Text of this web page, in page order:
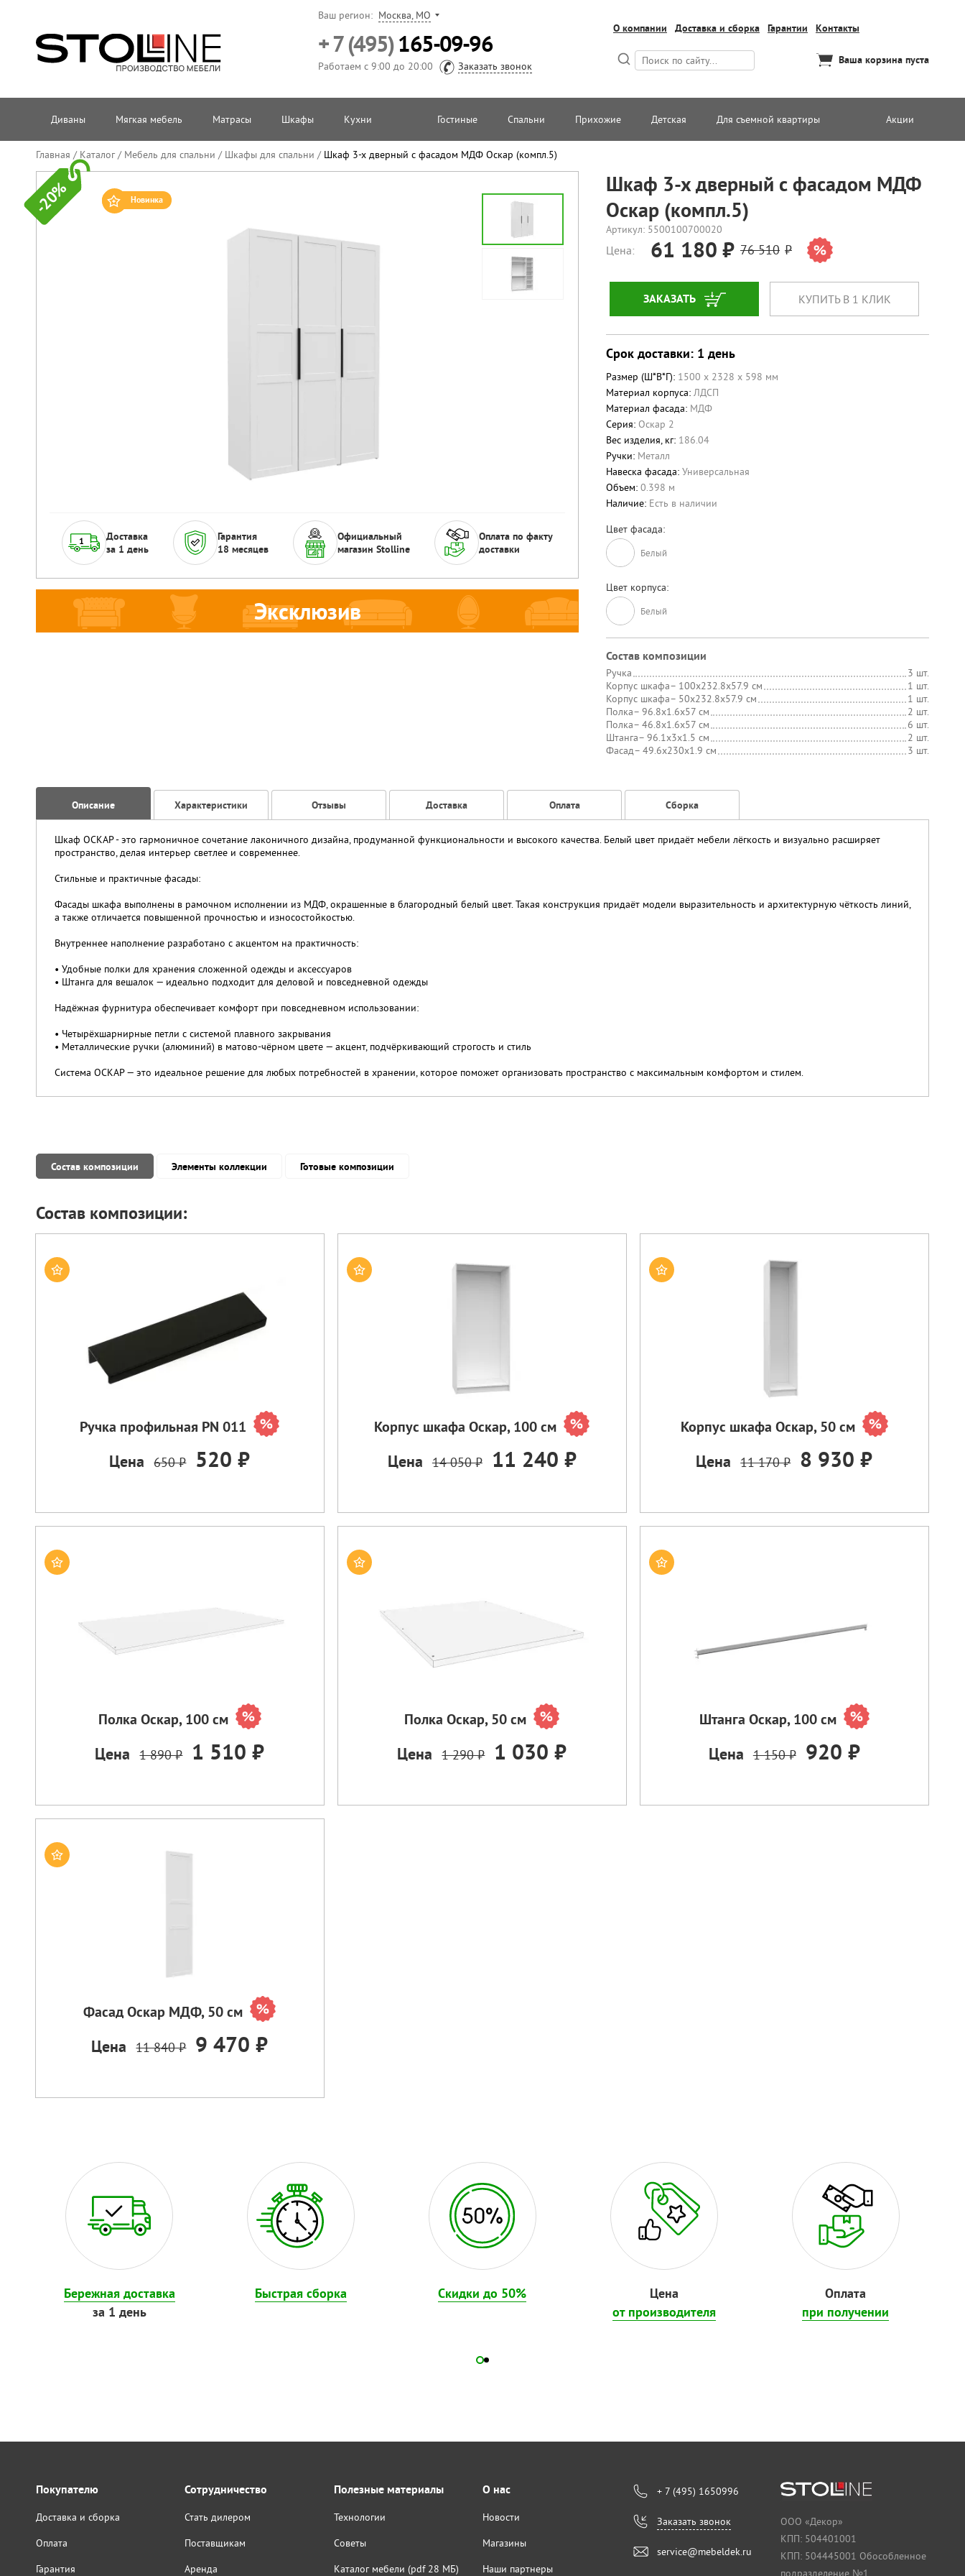
Ваш регион: Москва, МО
+ 7 (495)165-09-96
Работаем с 9:00 до 20:00 Заказать звонок
О компании Доставка и сборка Гарантии Контакты
Ваша корзина пуста
Диваны Мягкая мебель Матрасы Шкафы Кухни Гостиные Спальни Прихожие Детская Для съемной квартиры Акции
Главная / Каталог/ Мебель для спальни / Шкафы для спальни / Шкаф 3-х дверный с фасадом МДФ Оскар (компл.5)
Шкаф 3-х дверный с фасадом МДФ
Оскар (компл.5)
Артикул: 5500100700020
-20% Новинка
Доставка
за 1 день
Гарантия
18 месяцев
Официальный
магазин Stolline
Оплата по факту
доставки
Эксклюзив
Цена: 61 180 76 510
ЗАКАЗАТЬ КУПИТЬ В 1 КЛИК
Срок доставки: 1 день
Размер (Ш*В*Г): 1500 x 2328 x 598 мм
Материал корпуса: ЛДСП
Материал фасада: МДФ
Серия: Оскар 2
Вес изделия, кг: 186.04
Ручки: Металл
Навеска фасада: Универсальная
Объем: 0.398 м
Наличие: Есть в наличии
Цвет фасада:
Белый
Цвет корпуса:
Белый
Состав композиции
Ручка
3 шт.
Корпус шкафа– 100х232.8х57.9 см
1 шт.
Корпус шкафа– 50х232.8х57.9 см
1 шт.
Полка– 96.8х1.6х57 см
2 шт.
Полка– 46.8х1.6х57 см
6 шт.
Штанга– 96.1х3х1.5 см
2 шт.
Фасад– 49.6х230х1.9 см 3 шт.
Описание Характеристики Отзывы Доставка Оплата Сборка
Шкаф ОСКАР - это гармоничное сочетание лаконичного дизайна, продуманной функциональности и высокого качества. Белый цвет придаёт мебели лёгкость и визуально расширяет
пространство, делая интерьер светлее и современнее.
Стильные и практичные фасады:
Фасады шкафа выполнены в рамочном исполнении из МДФ, окрашенные в благородный белый цвет. Такая конструкция придаёт модели выразительность и архитектурную чёткость линий,
а также отличается повышенной прочностью и износостойкостью.
Внутреннее наполнение разработано с акцентом на практичность:
• Удобные полки для хранения сложенной одежды и аксессуаров
• Штанга для вешалок — идеально подходит для деловой и повседневной одежды
Надёжная фурнитура обеспечивает комфорт при повседневном использовании:
• Четырёхшарнирные петли с системой плавного закрывания
• Металлические ручки (алюминий) в матово-чёрном цвете — акцент, подчёркивающий строгость и стиль
Система ОСКАР — это идеальное решение для любых потребностей в хранении, которое поможет организовать пространство с максимальным комфортом и стилем.
Состав композиции Элементы коллекции Готовые композиции
Состав композиции:
Ручка профильная PN 011
Цена 650 ₽ 520 ₽
Корпус шкафа Оскар, 100 см
Цена 14 050 ₽ 11 240 ₽
Корпус шкафа Оскар, 50 см
Цена 11 170 ₽ 8 930 ₽
Полка Оскар, 100 см
Цена 1 890 ₽ 1 510 ₽
Полка Оскар, 50 см
Цена 1 290 ₽ 1 030 ₽
Штанга Оскар, 100 см
Цена 1 150 ₽ 920 ₽
Фасад Оскар МДФ, 50 см
Цена 11 840 ₽ 9 470 ₽
Бережная доставка
за 1 день
Быстрая сборка Скидки до 50%
Цена
от производителя
Оплата
при получении
Покупателю
Доставка и сборка
Оплата
Гарантия
Сотрудничество
Стать дилером
Поставщикам
Аренда
Полезные материалы
Технологии
Советы
Каталог мебели (pdf 28 МБ)
О нас
Новости
Магазины
Наши партнеры
+ 7 (495) 1650996
Заказать звонок
service@mebeldek.ru
ООО «Декор»
КПП: 504401001
КПП: 504445001 Обособленное
подразделение №1